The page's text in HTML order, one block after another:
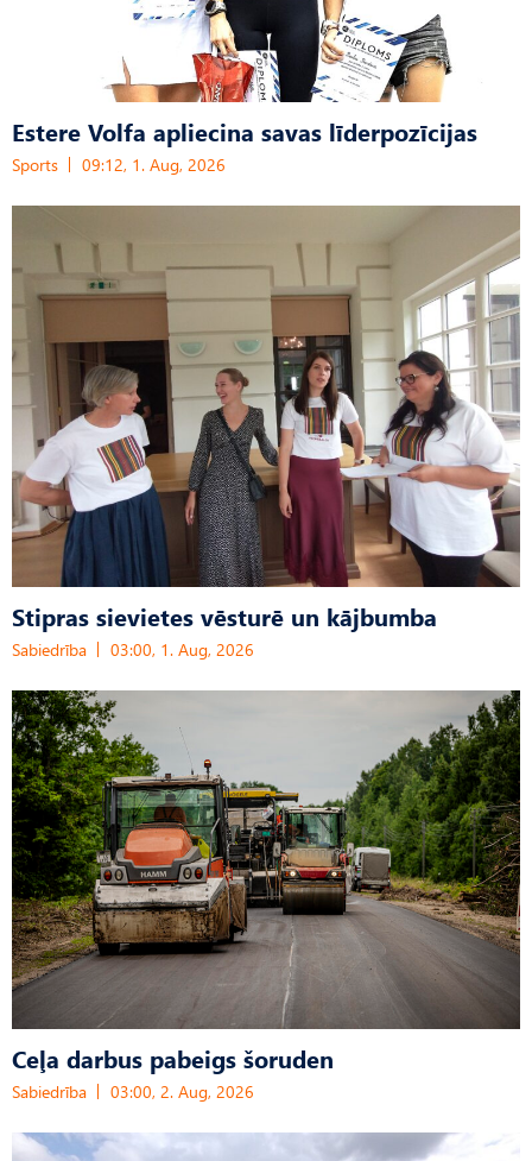
Estere Volfa apliecina savas līderpozīcijas
Sports 09:12, 1. Aug, 2026
Stipras sievietes vēsturē un kājbumba
Sabiedrība 03:00, 1. Aug, 2026
Ceļa darbus pabeigs šoruden
Sabiedrība 03:00, 2. Aug, 2026